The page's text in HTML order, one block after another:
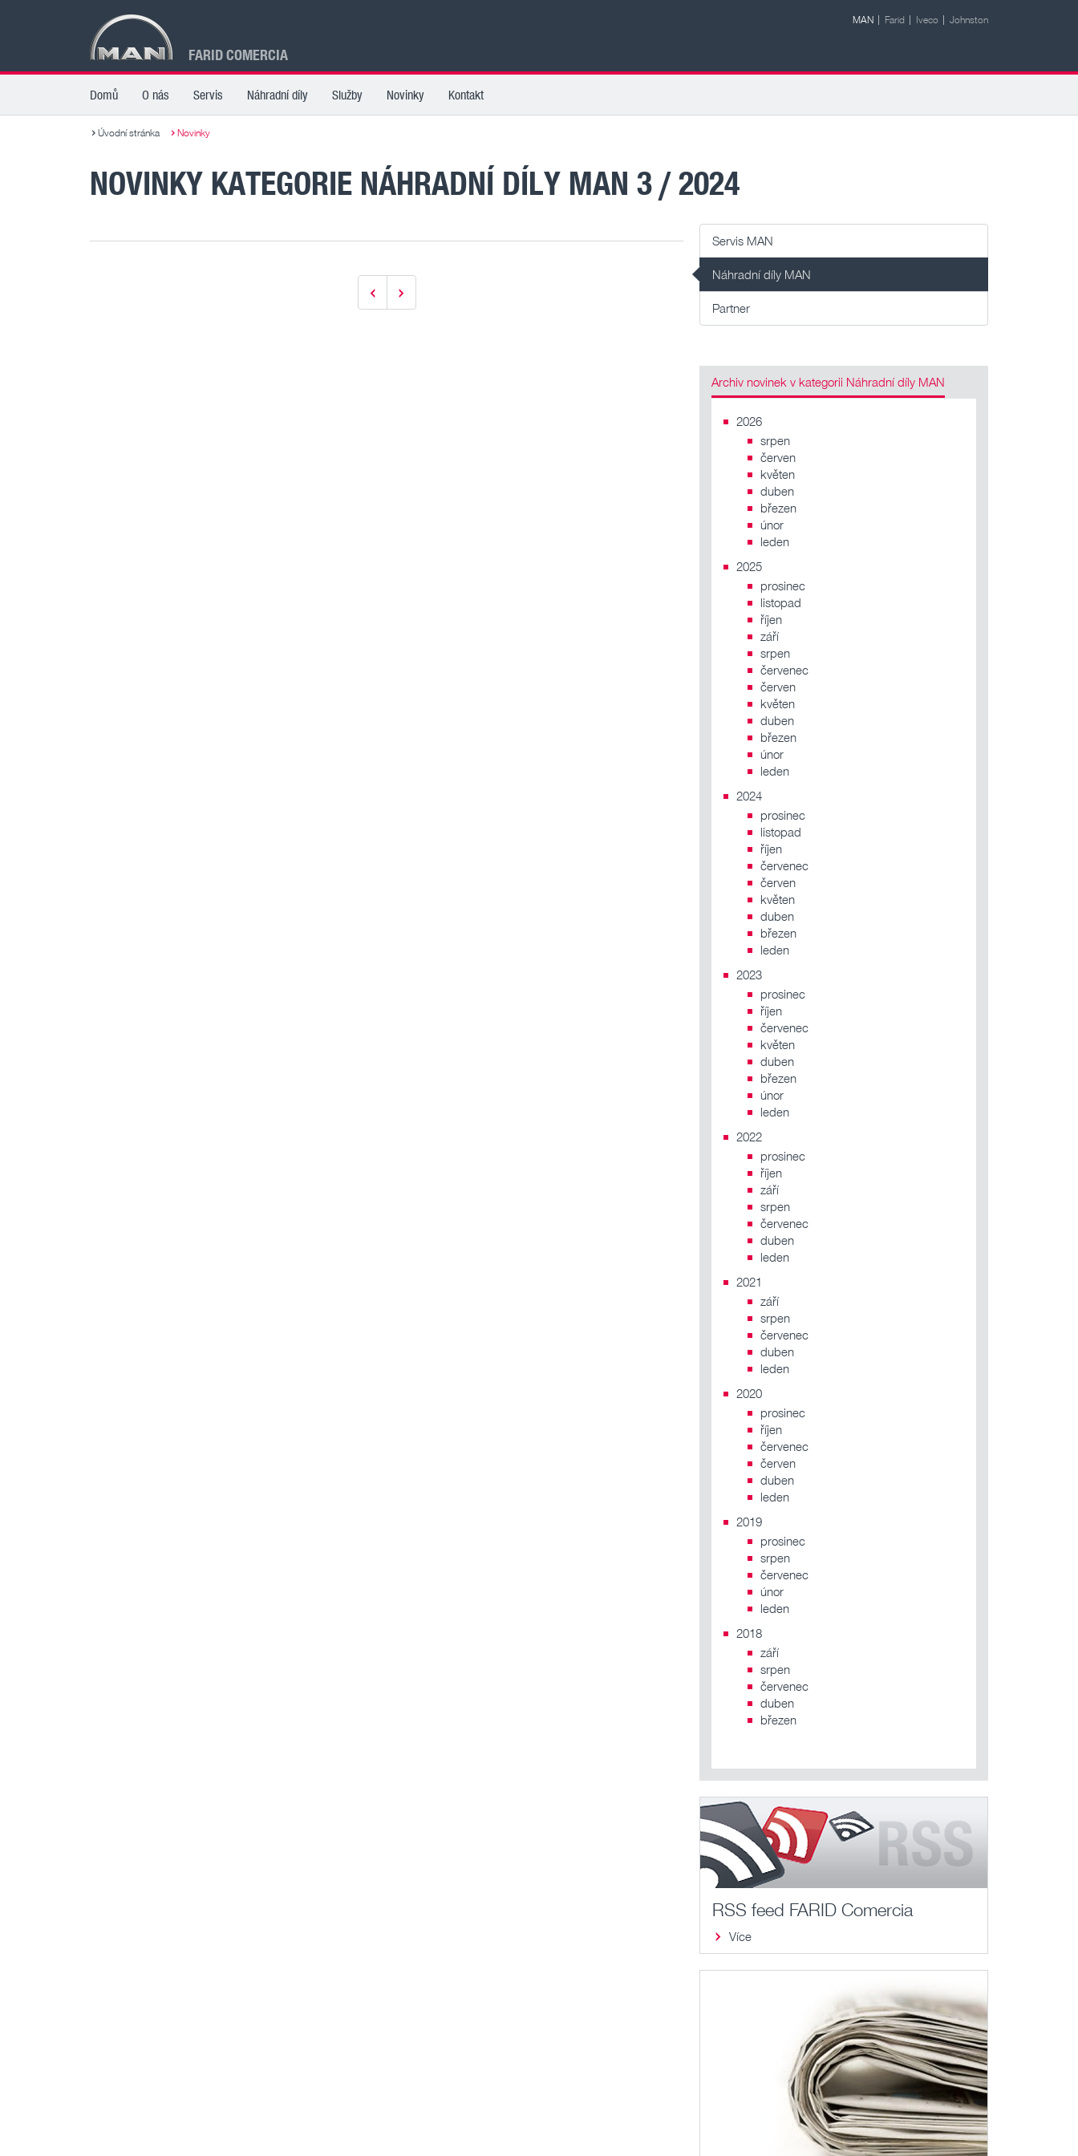
FARID COMERCIA
MAN Farid Iveco Johnston
Domů O nás Servis Náhradní díly Služby Novinky Kontakt
Úvodní stránka Novinky
NOVINKY KATEGORIE NÁHRADNÍ DÍLY MAN 3 / 2024
Servis MAN
Náhradní díly MAN
Partner
Archiv novinek v kategorii Náhradní díly MAN
2026
srpen
červen
květen
duben
březen
únor
leden
2025
prosinec
listopad
říjen
září
srpen
červenec
červen
květen
duben
březen
únor
leden
2024
prosinec
listopad
říjen
červenec
červen
květen
duben
březen
leden
2023
prosinec
říjen
červenec
květen
duben
březen
únor
leden
2022
prosinec
říjen
září
srpen
červenec
duben
leden
2021
září
srpen
červenec
duben
leden
2020
prosinec
říjen
červenec
červen
duben
leden
2019
prosinec
srpen
červenec
únor
leden
2018
září
srpen
červenec
duben
březen
RSS feed FARID Comercia
Více